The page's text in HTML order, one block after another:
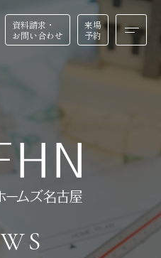
資料請求・
お問い合わせ
来場
予約
資料請求・
お問い合わせ
来場
予約
BUSINESS
リフォーム・リノベーション
WS